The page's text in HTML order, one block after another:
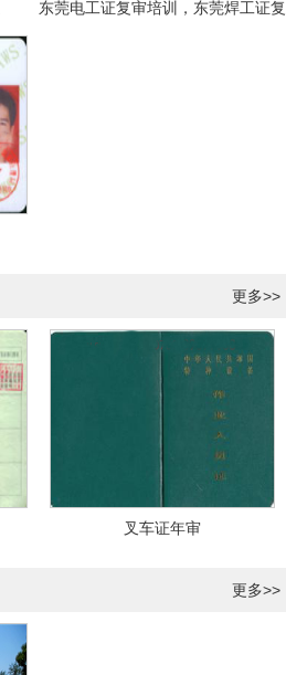
东莞电工证复审培训，东莞焊工证复
更多>>
叉车证年审
更多>>